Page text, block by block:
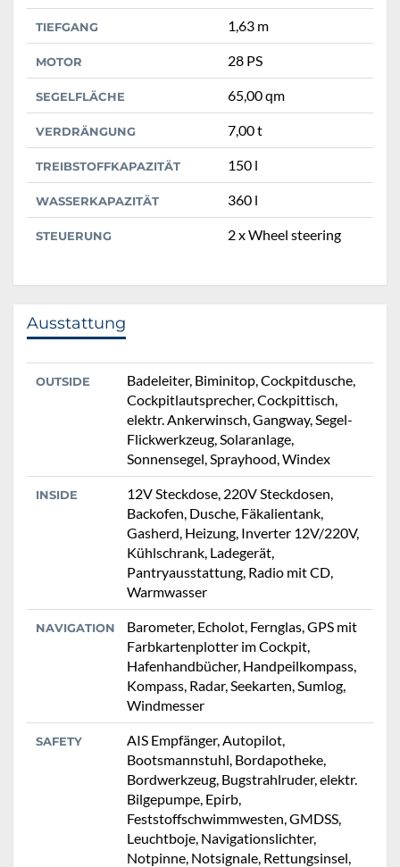
TIEFGANG 1,63 m
MOTOR 28 PS
SEGELFLÄCHE 65,00 qm
VERDRÄNGUNG 7,00 t
TREIBSTOFFKAPAZITÄT 150 l
WASSERKAPAZITÄT 360 l
STEUERUNG 2 x Wheel steering
Ausstattung
OUTSIDE
Badeleiter, Biminitop, Cockpitdusche,
Cockpitlautsprecher, Cockpittisch,
elektr. Ankerwinsch, Gangway, Segel-
Flickwerkzeug, Solaranlage,
Sonnensegel, Sprayhood, Windex
INSIDE
12V Steckdose, 220V Steckdosen,
Backofen, Dusche, Fäkalientank,
Gasherd, Heizung, Inverter 12V/220V,
Kühlschrank, Ladegerät,
Pantryausstattung, Radio mit CD,
Warmwasser
NAVIGATION
Barometer, Echolot, Fernglas, GPS mit
Farbkartenplotter im Cockpit,
Hafenhandbücher, Handpeilkompass,
Kompass, Radar, Seekarten, Sumlog,
Windmesser
SAFETY
AIS Empfänger, Autopilot,
Bootsmannstuhl, Bordapotheke,
Bordwerkzeug, Bugstrahlruder, elektr.
Bilgepumpe, Epirb,
Feststoffschwimmwesten, GMDSS,
Leuchtboje, Navigationslichter,
Notpinne, Notsignale, Rettungsinsel,